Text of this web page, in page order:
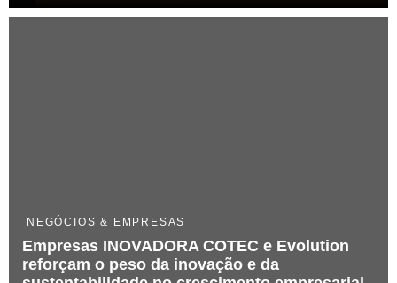
NEGÓCIOS & EMPRESAS
Empresas INOVADORA COTEC e Evolution
reforçam o peso da inovação e da